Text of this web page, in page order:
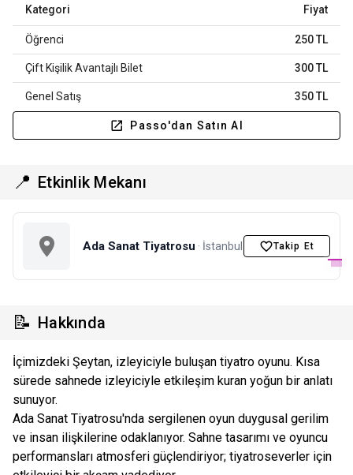
Kategori Fiyat
Öğrenci 250 TL
Çift Kişilik Avantajlı Bilet 300 TL
Genel Satış 350 TL
Passo'dan Satın Al
📍 Etkinlik Mekanı
Ada Sanat Tiyatrosu · İstanbul Takip Et
📝 Hakkında
İçimizdeki Şeytan, izleyiciyle buluşan tiyatro oyunu. Kısa
sürede sahnede izleyiciyle etkileşim kuran yoğun bir anlatı
sunuyor.
Ada Sanat Tiyatrosu'nda sergilenen oyun duygusal gerilim
ve insan ilişkilerine odaklanıyor. Sahne tasarımı ve oyuncu
performansları atmosferi güçlendiriyor; tiyatroseverler için